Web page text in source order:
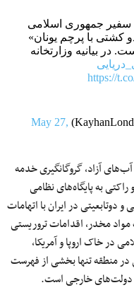
سفیر جمهوری اسلامی
با پرچم یونان»
در بیانیه وزارتخانه
https://
May 27,
آزاد، گروگانگیری خدمه
به پایگاه‌های نظامی
در ایران با اتهامات
مواد مخدر، اقدامات تروریستی
در خاک اروپا و آمریکا،
در منطقه تنها بخشی از فهرست
دولت‌های خارجی است.